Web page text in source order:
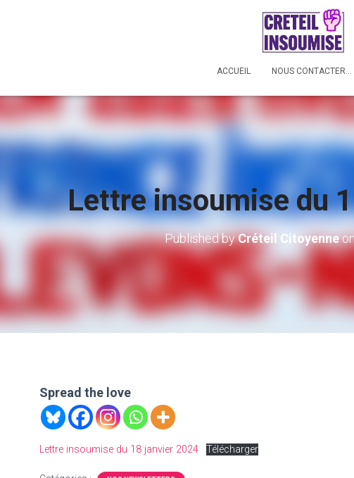
ACCUEIL NOUS CONTACTER…
Lettre insoumise du
Published byCréteil Citoyenne
Spread the love
Lettre insoumise du 18 janvier 2024 Télécharger